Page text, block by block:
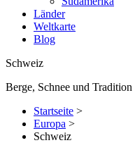
Länder
Weltkarte
Blog
Schweiz
Berge, Schnee und Tradition
Startseite >
Europa >
Schweiz